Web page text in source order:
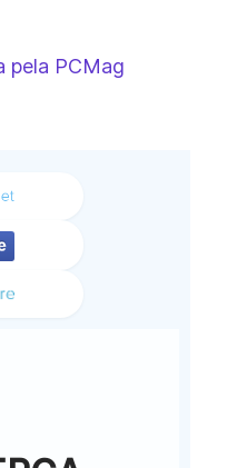
pela PCMag